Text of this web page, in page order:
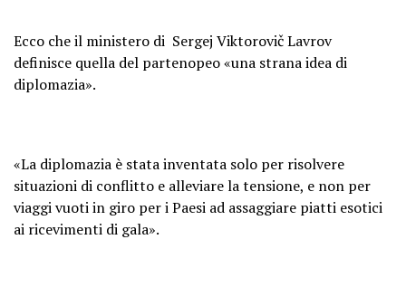
Ecco che il ministero di Sergej Viktorovič Lavrov
definisce quella del partenopeo «una strana idea di
diplomazia».
«La diplomazia è stata inventata solo per risolvere
situazioni di conflitto e alleviare la tensione, e non per
viaggi vuoti in giro per i Paesi ad assaggiare piatti esotici
ai ricevimenti di gala».